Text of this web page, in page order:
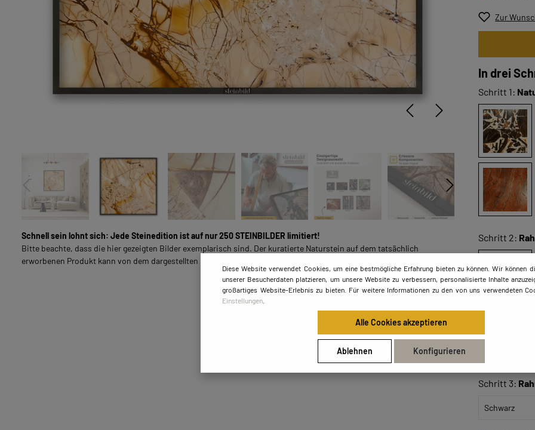
VOLLFLÄCHIGE NATURSTEINBILDER
SOUL LINE
FÜR GESCHÄFTSKUNDEN
Schnell sein lohnt sich: Jede Steinedition ist auf nur 250 STEINBILDER limitiert!
Bitte beachte, dass die hier gezeigten Bilder exemplarisch sind. Der kuratierte Naturstein auf dem tatsächlich
erworbenen Produkt kann von dem dargestellten Exemplar-Bild abweichen.
Zur
In drei
Schritt 1:
Schritt 2:
50x50
Schritt 3:
Diese Website verwendet Cookies, um eine bestmögliche Erfahrung bieten zu können. Wir können
unserer Besucherdaten platzieren, um unsere Website zu verbessern, personalisierte Inhalte
großartiges Website-Erlebnis zu bieten. Für weitere Informationen zu den von uns verwendeten
Einstellungen
Alle Cookies akzeptieren
Ablehnen Konfigurieren